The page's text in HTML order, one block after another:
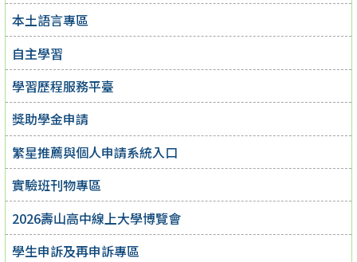
本土語言專區
自主學習
學習歷程服務平臺
獎助學金申請
繁星推薦與個人申請系統入口
實驗班刊物專區
2026壽山高中線上大學博覽會
學生申訴及再申訴專區